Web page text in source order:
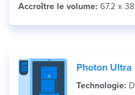
Accroître le volume: 67.2 x
Photon Ultra
Technologie: